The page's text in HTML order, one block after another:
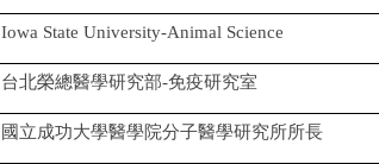
Iowa State University-Animal Science
台北榮總醫學研究部-免疫研究室
國立成功大學醫學院分子醫學研究所所長